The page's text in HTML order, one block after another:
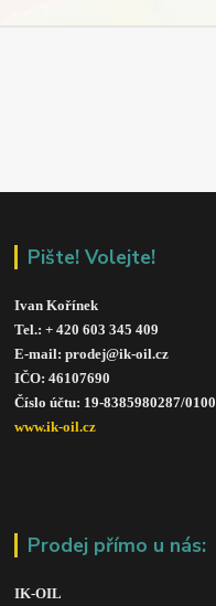
Pište! Volejte!
Ivan Kořínek
Tel.: + 420 603 345 409
E-mail: prodej@ik-oil.cz
IČO: 46107690
Číslo účtu: 19-8385980287/0100
www.ik-oil.cz
Prodej přímo u nás:
IK-OIL